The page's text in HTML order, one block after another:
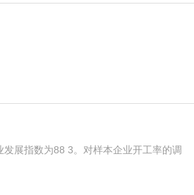
展指数为88 3。对样本企业开工率的调